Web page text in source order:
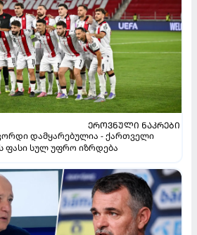
ᲔᲠᲝᲕᲜᲣᲚᲘ ᲜᲐᲙᲠᲔᲑᲘ
დამყარებულია - ქართველი
ფასი სულ უფრო იზრდება